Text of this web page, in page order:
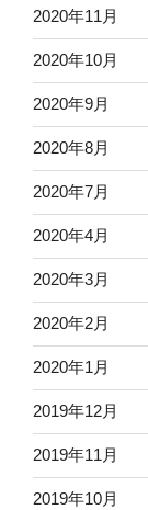
2020年11月
2020年10月
2020年9月
2020年8月
2020年7月
2020年4月
2020年3月
2020年2月
2020年1月
2019年12月
2019年11月
2019年10月